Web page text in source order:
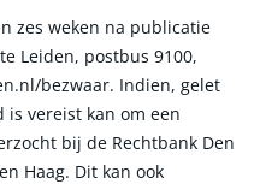
zes weken na publicatie
Leiden, postbus 9100,
bezwaar. Indien, gelet
is vereist kan om een
bij de Rechtbank Den
Haag. Dit kan ook